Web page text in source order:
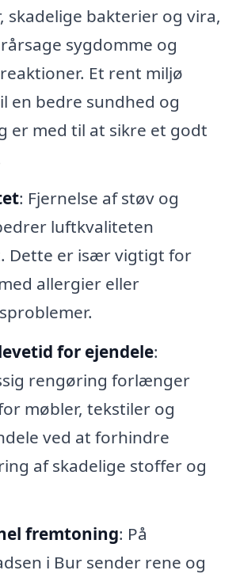
skadelige bakterier og vira,
sygdomme og
Et rent miljø
en bedre sundhed og
er med til at sikre et godt
: Fjernelse af støv og
luftkvaliteten
Dette er især vigtigt for
allergier eller
for ejendele:
rengøring forlænger
møbler, tekstiler og
ved at forhindre
af skadelige stoffer og
fremtoning: På
i Bur sender rene og